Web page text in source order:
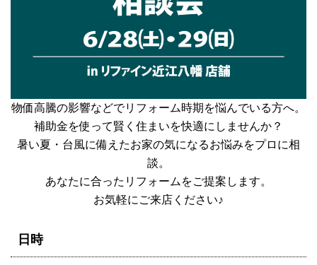
物価高騰の影響などでリフォーム時期を悩んでいる方へ。
補助金を使って賢く住まいを快適にしませんか？
暑い夏・台風に備えたお家の気になるお悩みをプロに相
談。
あなたに合ったリフォームをご提案します。
お気軽にご来店ください♪
日時